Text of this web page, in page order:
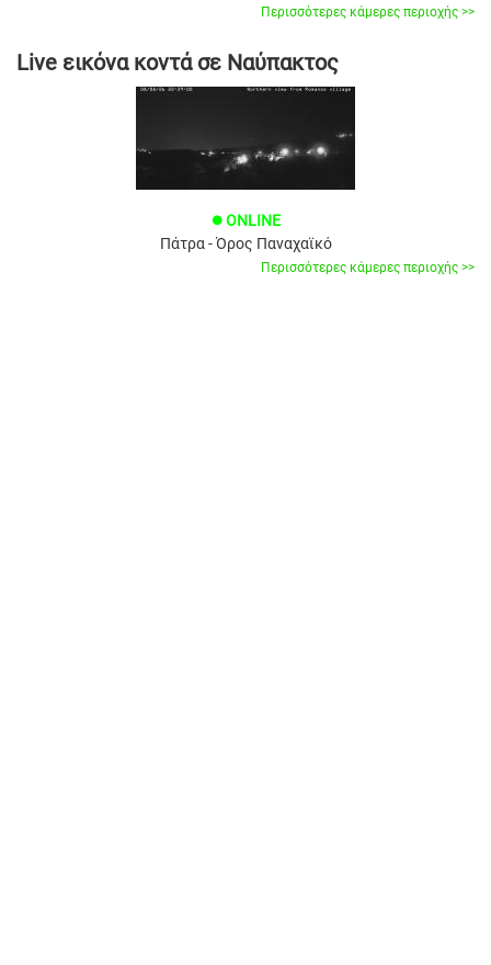
Περισσότερες κάμερες περιοχής >>
Live εικόνα κοντά σε Ναύπακτος
brightness_1 ONLINE
Πάτρα - Όρος Παναχαϊκό
Περισσότερες κάμερες περιοχής >>